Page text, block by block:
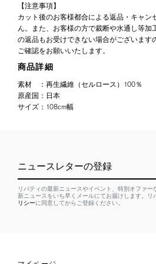
【注意事項】
カット後のお客様都合による返品・キャン
ん。また、お客様の方で裁断や水通し等加
の返品もお受けできない場合がございます
ご確認をお願いいたします。
商品詳細
素材 ： 再生繊維（セルロース）100％
原産国 ： 日本
サイズ ： 108cm幅
ニュースレターの登録
リバティの最新ニュースやイベント、特別オファ
新ニュースをいち早くメールにてお届けします。リ
リシーに同意してからご登録ください。